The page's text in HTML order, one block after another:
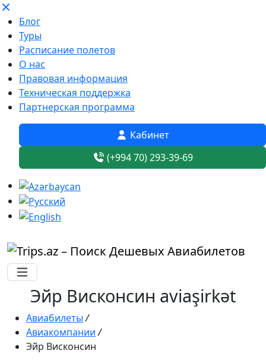
Блог
Туры
Расписание полетов
О нас
Правовая информация
Техническая поддержка
Партнерская программа
Кабинет
(+994 70) 293-39-69
Эйр Висконсин aviaşirkət
Авиабилеты /
Авиакомпании /
Эйр Висконсин